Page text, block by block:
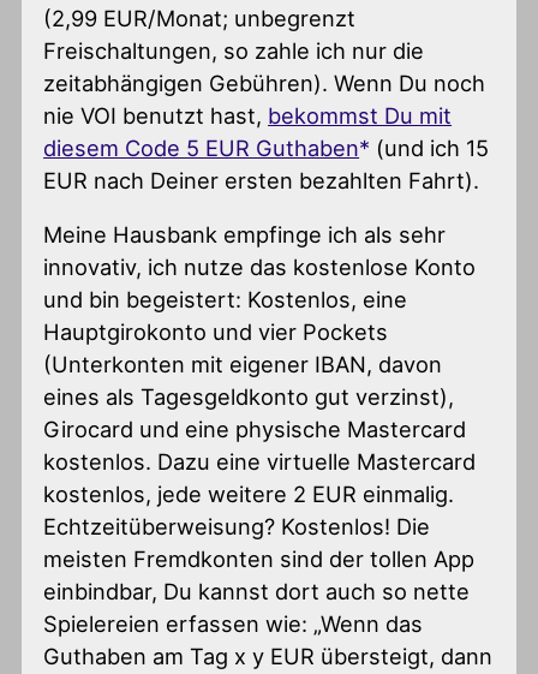
(2,99 EUR/Monat; unbegrenzt
Freischaltungen, so zahle ich nur die
zeitabhängigen Gebühren). Wenn Du noch
nie VOI benutzt hast, bekommst Du mit
diesem Code 5 EUR Guthaben
(und ich 15
EUR nach Deiner ersten bezahlten Fahrt).
Meine Hausbank empfinge ich als sehr
innovativ, ich nutze das kostenlose Konto
und bin begeistert: Kostenlos, eine
Hauptgirokonto und vier Pockets
(Unterkonten mit eigener IBAN, davon
eines als Tagesgeldkonto gut verzinst),
Girocard und eine physische Mastercard
kostenlos. Dazu eine virtuelle Mastercard
kostenlos, jede weitere 2 EUR einmalig.
Echtzeitüberweisung? Kostenlos! Die
meisten Fremdkonten sind der tollen App
einbindbar, Du kannst dort auch so nette
Spielereien erfassen wie: „Wenn das
Guthaben am Tag x y EUR übersteigt, dann